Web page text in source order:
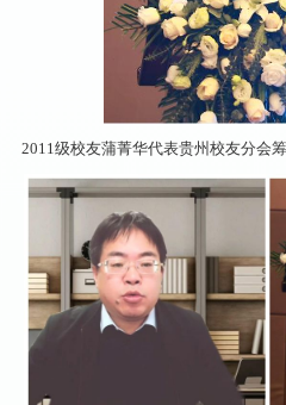
2011级校友蒲菁华代表贵州校友分会